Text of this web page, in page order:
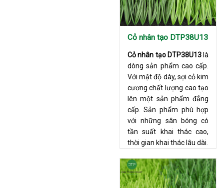
Cỏ nhân tạo DTP38U13
Cỏ nhân tạo DTP38U13là
dòng sản phẩm cao cấp.
Với mật độ dày, sợi cỏ kim
cương chất lượng cao tạo
lên một sản phẩm đẳng
cấp. Sản phẩm phù hợp
với những sân bóng có
tần suất khai thác cao,
thời gian khai thác lâu dài.